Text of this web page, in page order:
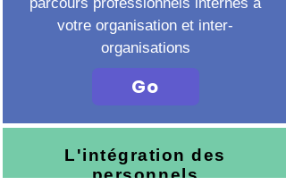
votre organisation et inter-
organisations
Go
L'intégration des
personnels